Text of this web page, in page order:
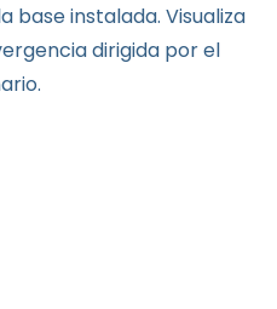
base instalada. Visualiza
dirigida por el